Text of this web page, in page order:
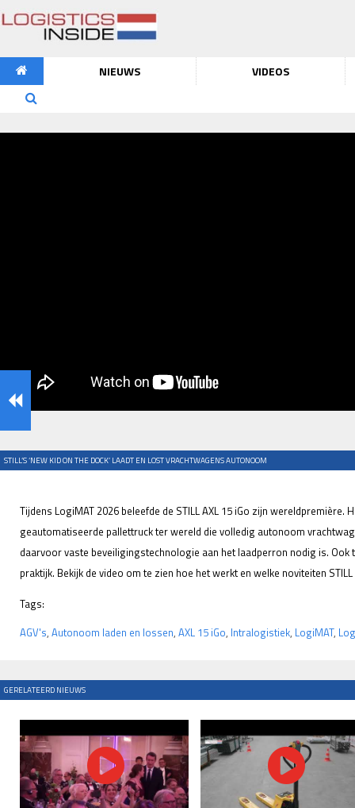
NIEUWS VIDEOS
STILL’S ‘NEW KID ON THE DOCK’ LAADT EN LOST VRACHTWAGENS AUTONOOM
Tijdens LogiMAT 2026 beleefde de STILL AXL 15 iGo zijn
geautomatiseerde pallettruck ter wereld die volledig autonoom
daarvoor vaste beveiligingstechnologie aan het laadperron nodig is. Ook
praktijk. Bekijk de video om te zien hoe het werkt en welke noviteiten
Tags:
AGV's, Autonoom laden en lossen, AXL 15 iGo, Intralogistiek, LogiMAT,
GERELATEERD NIEUWS